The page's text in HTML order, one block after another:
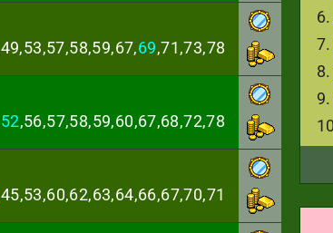
49,53,57,58,59,67,69,71,73,78
52,56,57,58,59,60,67,68,72,78
45,53,60,62,63,64,66,67,70,71